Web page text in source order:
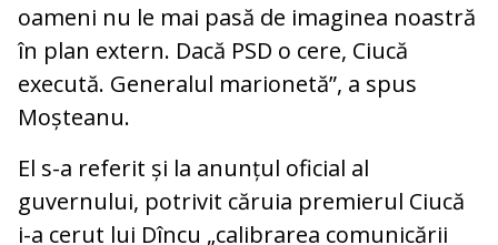
oameni nu le mai pasă de imaginea noastră
în plan extern. Dacă PSD o cere, Ciucă
execută. Generalul marionetă”, a spus
Moșteanu.
El s-a referit și la anunțul oficial al
guvernului, potrivit căruia premierul Ciucă
i-a cerut lui Dîncu „calibrarea comunicării